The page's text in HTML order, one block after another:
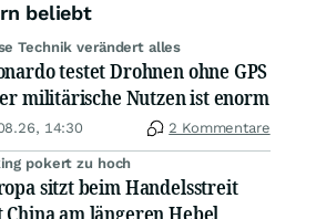
beliebt
Technik verändert alles
testet Drohnen ohne GPS
militärische Nutzen ist enorm
14:30 2 Kommentare
pokert zu hoch
sitzt beim Handelsstreit